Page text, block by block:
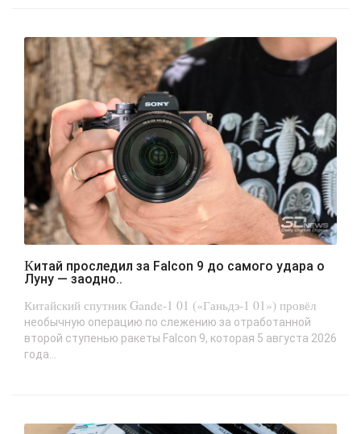
Китай проследил за Falcon 9 до самого удара о
Луну — заодно..
Китайский спутник Gande-1 01 («Ганьдэ-1 01») провёл
необычную операцию по слежению за отработанной
второй ступенью ракеты Falcon 9, которая 5 августа 2026
года...